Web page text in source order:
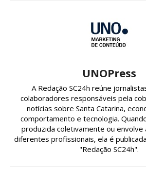
UNOPress
A Redação SC24h reúne
colaboradores responsáveis pela
notícias sobre Santa Catarina,
comportamento e tecnologia.
produzida coletivamente ou envolve
diferentes profissionais, ela é
"Redação SC24h".